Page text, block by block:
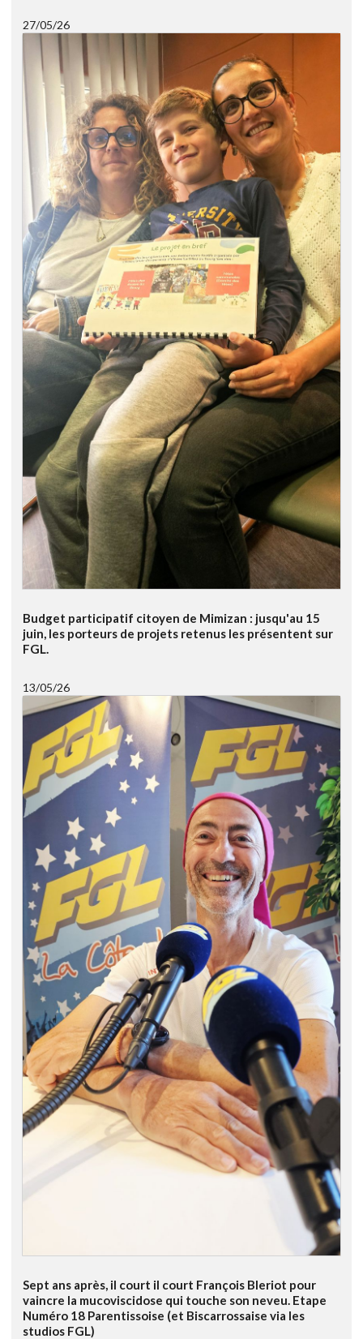
27/05/26
Budget participatif citoyen de Mimizan : jusqu'au 15
juin, les porteurs de projets retenus les présentent sur
FGL.
13/05/26
Sept ans après, il court il court François Bleriot pour
vaincre la mucoviscidose qui touche son neveu. Etape
Numéro 18 Parentissoise (et Biscarrossaise via les
studios FGL)